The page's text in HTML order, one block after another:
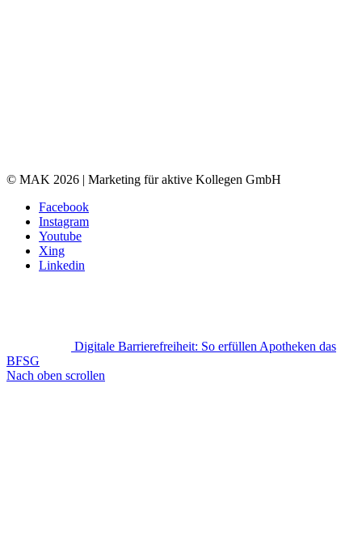
© MAK 2026 | Marketing für aktive Kollegen GmbH
Facebook
Instagram
Youtube
Xing
Linkedin
Digitale Barrierefreiheit: So erfüllen Apotheken das
BFSG
Nach oben scrollen